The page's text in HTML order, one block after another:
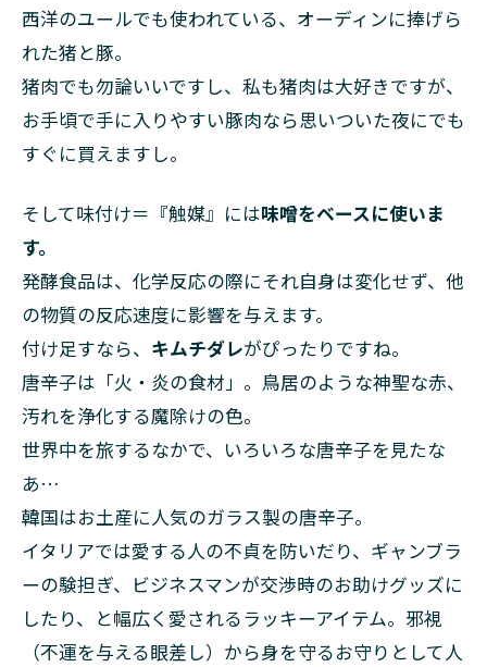
西洋のユールでも使われている、オーディンに捧げら
れた猪と豚。
猪肉でも勿論いいですし、私も猪肉は大好きですが、
お手頃で手に入りやすい豚肉なら思いついた夜にでも
すぐに買えますし。
そして味付け＝『触媒』には味噌をベースに使いま
す。
発酵食品は、化学反応の際にそれ自身は変化せず、他
の物質の反応速度に影響を与えます。
付け足すなら、 キムチダレがぴったりですね。
唐辛子は「火・炎の食材」。鳥居のような神聖な赤、
汚れを浄化する魔除けの色。
世界中を旅するなかで、いろいろな唐辛子を見たな
あ…
韓国はお土産に人気のガラス製の唐辛子。
イタリアでは愛する人の不貞を防いだり、ギャンブラ
ーの験担ぎ、ビジネスマンが交渉時のお助けグッズに
したり、と幅広く愛されるラッキーアイテム。邪視
（不運を与える眼差し）から身を守るお守りとして人